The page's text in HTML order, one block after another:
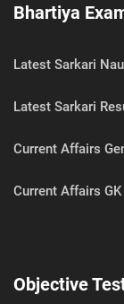
Bhartiya
Latest Sarkari
Latest Sarkari
Current Affairs
Current Affairs
Objective